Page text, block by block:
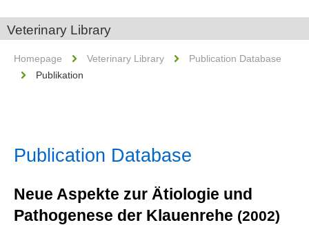
Veterinary Library
Homepage Veterinary Library
Publication Database
Publikation
Publication Database
Neue Aspekte zur Ätiologie und
Pathogenese der Klauenrehe (2002)